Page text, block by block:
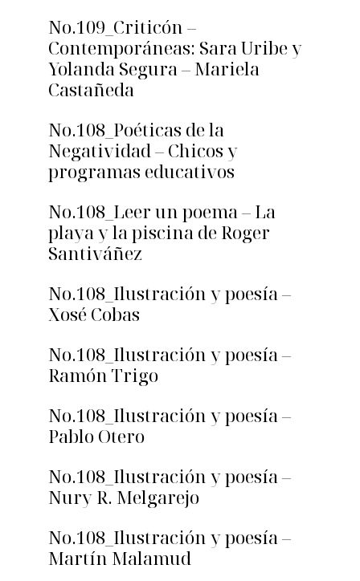
No.109_Criticón –
Contemporáneas: Sara Uribe y
Yolanda Segura – Mariela
Castañeda
No.108_Poéticas de la
Negatividad – Chicos y
programas educativos
No.108_Leer un poema – La
playa y la piscina de Roger
Santiváñez
No.108_Ilustración y poesía –
Xosé Cobas
No.108_Ilustración y poesía –
Ramón Trigo
No.108_Ilustración y poesía –
Pablo Otero
No.108_Ilustración y poesía –
Nury R. Melgarejo
No.108_Ilustración y poesía –
Martín Malamud